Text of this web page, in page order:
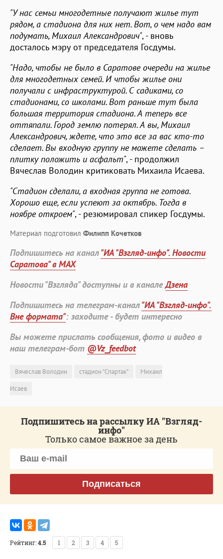
"У нас семьи многодетные получают жилье тут
рядом, а стадиона для них нет. Вот, о чем надо вам
подумать, Михаил Александрович", - вновь
досталось мэру от председателя Госдумы.
"Надо, чтобы не было в Саратове очереди на жилье
для многодетных семей. И чтобы жилье они
получали с инфраструктурой. С садиками, со
стадионами, со школами. Вот раньше тут была
большая территория стадиона. А теперь все
оттяпали. Город землю потерял. А вы, Михаил
Александрович, ждете, что это все за вас кто-то
сделает. Вы входную группу не можете сделать –
плитку положить и асфальт", - продолжил
Вячеслав Володин критиковать Михаила Исаева.
"Стадион сделали, а входная группа не готова.
Хорошо еще, если успеют за октябрь. Тогда в
ноябре откроем", - резюмировал спикер Госдумы.
Материал подготовил Филипп Кочетков
Подпишитесь на канал"ИА "Взгляд-инфо". Новости
Саратова" в MAX
Новости "Взгляда" доступны и в каналеДзена
Подпишитесь на телеграм-канал"ИА "Взгляд-инфо".
Вне формата": заходите - будет интересно
Вы можете прислать сообщения, фото и видео в
наш телеграм-бот @Vz_feedbot
Вячеслав Володин стадион "Спартак"
Михаил
Исаев
Подпишитесь на рассылку ИА "Взгляд-
инфо"
Только самое важное за день
Подписаться
Рейтинг:4.5 1 2 3 4 5